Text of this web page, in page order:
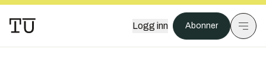
Logg inn Abonner